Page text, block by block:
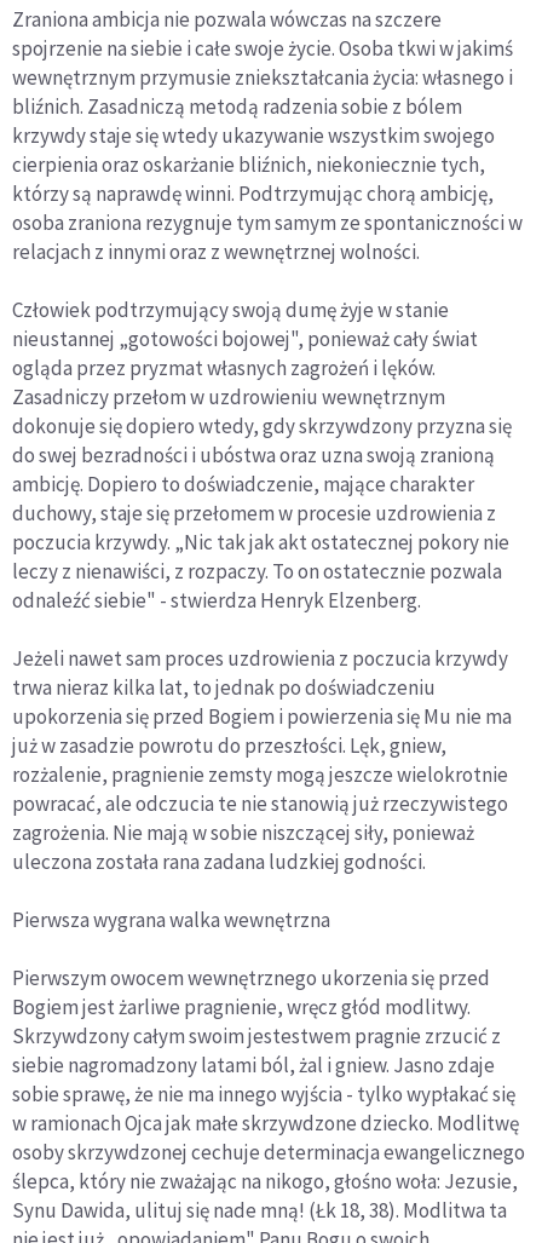
Zraniona ambicja nie pozwala wówczas na szczere
spojrzenie na siebie i całe swoje życie. Osoba tkwi w jakimś
wewnętrznym przymusie zniekształcania życia: własnego i
bliźnich. Zasadniczą metodą radzenia sobie z bólem
krzywdy staje się wtedy ukazywanie wszystkim swojego
cierpienia oraz oskarżanie bliźnich, niekoniecznie tych,
którzy są naprawdę winni. Podtrzymując chorą ambicję,
osoba zraniona rezygnuje tym samym ze spontaniczności w
relacjach z innymi oraz z wewnętrznej wolności.
Człowiek podtrzymujący swoją dumę żyje w stanie
nieustannej „gotowości bojowej", ponieważ cały świat
ogląda przez pryzmat własnych zagrożeń i lęków.
Zasadniczy przełom w uzdrowieniu wewnętrznym
dokonuje się dopiero wtedy, gdy skrzywdzony przyzna się
do swej bezradności i ubóstwa oraz uzna swoją zranioną
ambicję. Dopiero to doświadczenie, mające charakter
duchowy, staje się przełomem w procesie uzdrowienia z
poczucia krzywdy. „Nic tak jak akt ostatecznej pokory nie
leczy z nienawiści, z rozpaczy. To on ostatecznie pozwala
odnaleźć siebie" - stwierdza Henryk Elzenberg.
Jeżeli nawet sam proces uzdrowienia z poczucia krzywdy
trwa nieraz kilka lat, to jednak po doświadczeniu
upokorzenia się przed Bogiem i powierzenia się Mu nie ma
już w zasadzie powrotu do przeszłości. Lęk, gniew,
rozżalenie, pragnienie zemsty mogą jeszcze wielokrotnie
powracać, ale odczucia te nie stanowią już rzeczywistego
zagrożenia. Nie mają w sobie niszczącej siły, ponieważ
uleczona została rana zadana ludzkiej godności.
Pierwsza wygrana walka wewnętrzna
Pierwszym owocem wewnętrznego ukorzenia się przed
Bogiem jest żarliwe pragnienie, wręcz głód modlitwy.
Skrzywdzony całym swoim jestestwem pragnie zrzucić z
siebie nagromadzony latami ból, żal i gniew. Jasno zdaje
sobie sprawę, że nie ma innego wyjścia - tylko wypłakać się
w ramionach Ojca jak małe skrzywdzone dziecko. Modlitwę
osoby skrzywdzonej cechuje determinacja ewangelicznego
ślepca, który nie zważając na nikogo, głośno woła: Jezusie,
Synu Dawida, ulituj się nade mną! (Łk 18, 38). Modlitwa ta